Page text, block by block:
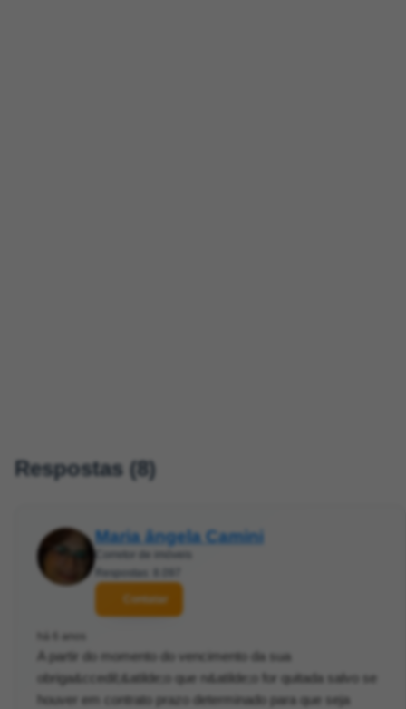
Respostas (8)
Maria ângela Camini
Corretor de imóveis
Respostas: 8.097
Contatar
há 6 anos
A partir do momento do vencimento da sua
obriga&ccedil;&atilde;o que n&atilde;o for quitada salvo se
houver em contrato prazo determinado para que seja